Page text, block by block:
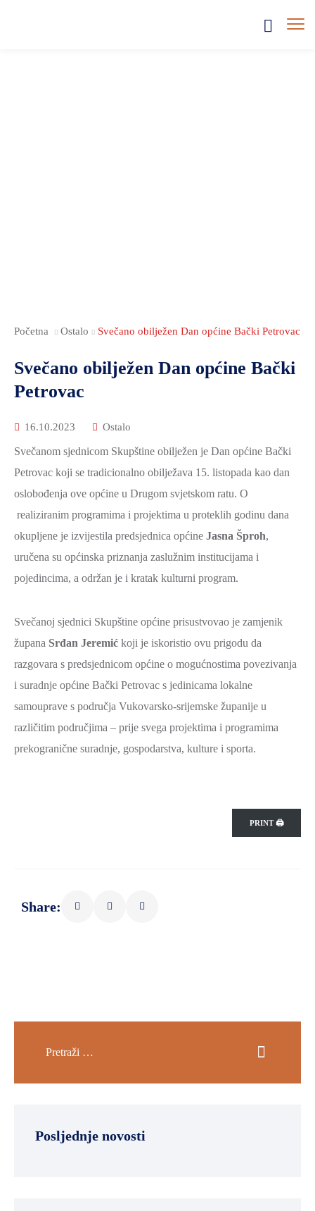
Početna Ostalo Svečano obilježen Dan općine Bački Petrovac
Svečano obilježen Dan općine Bački
Petrovac
16.10.2023 Ostalo
Svečanom sjednicom Skupštine obilježen je Dan općine Bački
Petrovac koji se tradicionalno obilježava 15. listopada kao dan
oslobođenja ove općine u Drugom svjetskom ratu. O
realiziranim programima i projektima u proteklih godinu dana
okupljene je izvijestila predsjednica općine Jasna Šproh,
uručena su općinska priznanja zaslužnim institucijama i
pojedincima, a održan je i kratak kulturni program.
Svečanoj sjednici Skupštine općine prisustvovao je zamjenik
župana Srđan Jeremić koji je iskoristio ovu prigodu da
razgovara s predsjednicom općine o mogućnostima povezivanja
i suradnje općine Bački Petrovac s jedinicama lokalne
samouprave s područja Vukovarsko-srijemske županije u
različitim područjima – prije svega projektima i programima
prekogranične suradnje, gospodarstva, kulture i sporta.
PRINT 🖨
Share:
Posljednje novosti